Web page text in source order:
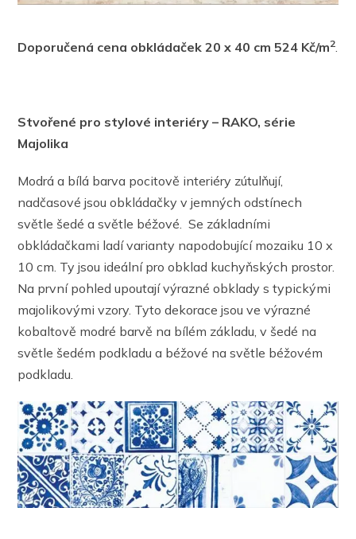
Doporučená cena obkládaček20 x 40 cm 524 Kč/m2.
Stvořené pro stylové interiéry – RAKO, série
Majolika
Modrá a bílá barva pocitově interiéry zútulňují,
nadčasové jsou obkládačky v jemných odstínech
světle šedé a světle béžové. Se základními
obkládačkami ladí varianty napodobující mozaiku 10 x
10 cm. Ty jsou ideální pro obklad kuchyňských prostor.
Na první pohled upoutají výrazné obklady s typickými
majolikovými vzory. Tyto dekorace jsou ve výrazné
kobaltově modré barvě na bílém základu, v šedé na
světle šedém podkladu a béžové na světle béžovém
podkladu.